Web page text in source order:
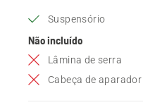
Suspensório
Não incluído
Lâmina de serra
Cabeça de aparador